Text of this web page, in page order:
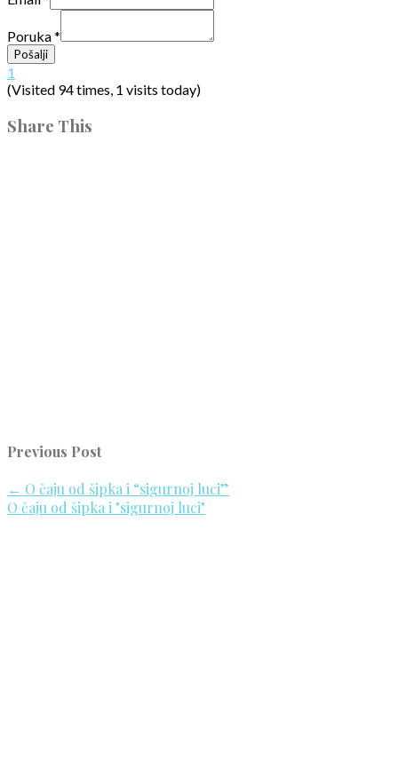
Poruka*
Pošalji
1
(Visited 94 times, 1 visits today)
Share This
Previous Post
← O čaju od šipka i “sigurnoj luci”
O čaju od šipka i "sigurnoj luci"